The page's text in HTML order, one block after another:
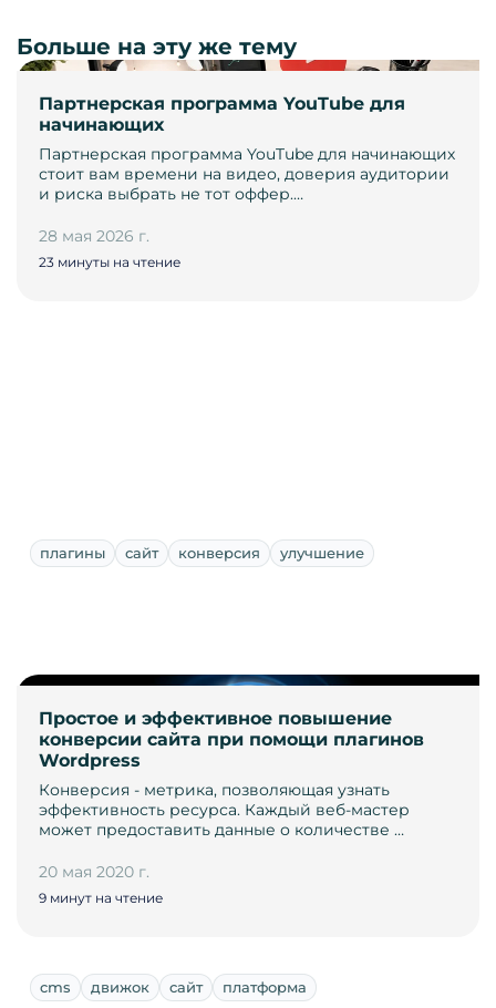
Партнерская программа YouTube для
начинающих
Партнерская программа YouTube для начинающих
стоит вам времени на видео, доверия аудитории
и риска выбрать не тот оффер.…
28 мая 2026 г.
23 минуты на чтение
Больше на эту же тему
плагины сайт конверсия улучшение
Простое и эффективное повышение
конверсии сайта при помощи плагинов
Wordpress
Конверсия - метрика, позволяющая узнать
эффективность ресурса. Каждый веб-мастер
может предоставить данные о количестве …
20 мая 2020 г.
9 минут на чтение
cms движок сайт платформа